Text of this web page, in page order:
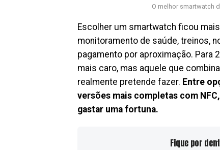
O melhor smartwatch
Escolher um smartwatch ficou
monitoramento de saúde, treinos,
pagamento por aproximação. Para
mais caro, mas aquele que
realmente pretende fazer. Entre
versões mais completas com
gastar uma fortuna.
Fique por